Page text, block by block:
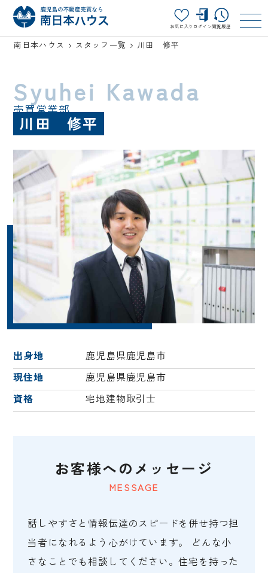
お気に入り ログイン閲覧履歴
南日本ハウス スタッフ一覧 川田 修平
Syuhei Kawada
売買営業部
川田 修平
出身地
鹿児島県鹿児島市
現住地
鹿児島県鹿児島市
資格
宅地建物取引士
MESSAGE
お客様へのメッセージ
話しやすさと情報伝達のスピードを併せ持つ担
当者になれるよう心がけています。 どんな小
さなことでも相談してください。住宅を持った